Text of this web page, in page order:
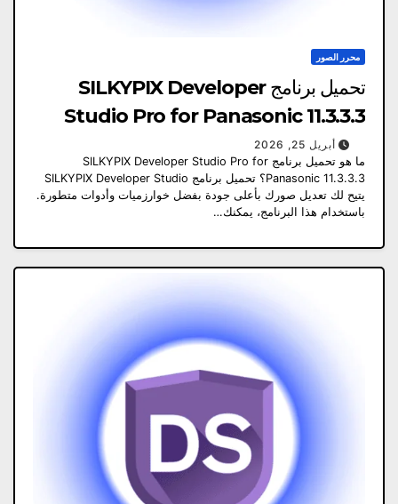
محرر الصور
تحميل برنامج SILKYPIX Developer
Studio Pro for Panasonic 11.3.3.3
أبريل 25, 2026
ما هو تحميل برنامج SILKYPIX Developer Studio Pro for
Panasonic 11.3.3.3؟ تحميل برنامج SILKYPIX Developer Studio
يتيح لك تعديل صورك بأعلى جودة بفضل خوارزميات وأدوات متطورة.
باستخدام هذا البرنامج، يمكنك…